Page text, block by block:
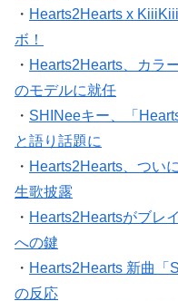
・ Hearts2Hearts x
ボ！
・ Hearts2Hearts、カラ
のモデルに就任
・ SHINeeキー、「
と語り話題に
・ Hearts2Hearts、つい
生歌披露
・ Hearts2Heartsがブレ
への鍵
・ Hearts2Hearts 新曲「
の反応